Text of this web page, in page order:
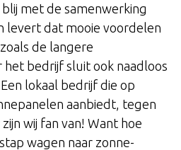
blij met de samenwerking
levert dat mooie voordelen
de langere
het bedrijf sluit ook naadloos
lokaal bedrijf die op
aanbiedt, tegen
wij fan van! Want hoe
wagen naar zonne-